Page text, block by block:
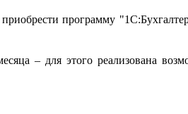
программу
– для этого реализована